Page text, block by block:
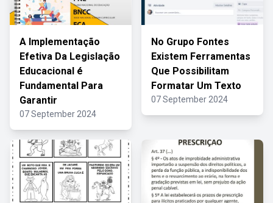
A Implementação
Efetiva Da Legislação
Educacional é
Fundamental Para
Garantir
07 September 2024
No Grupo Fontes
Existem Ferramentas
Que Possibilitam
Formatar Um Texto
07 September 2024